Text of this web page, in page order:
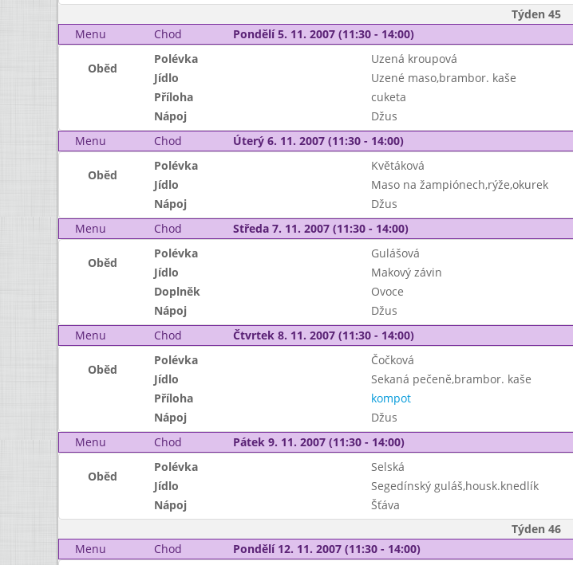
Týden 45
Menu
Chod Pondělí 5. 11. 2007 (11:30 - 14:00)
Oběd
Polévka
Uzená kroupová
Jídlo
Uzené maso,brambor. kaše
Příloha
cuketa
Nápoj
Džus
Menu
Chod Úterý 6. 11. 2007 (11:30 - 14:00)
Oběd
Polévka
Květáková
Jídlo
Maso na žampiónech,rýže,okurek
Nápoj
Džus
Menu
Chod Středa 7. 11. 2007 (11:30 - 14:00)
Oběd
Polévka
Gulášová
Jídlo
Makový závin
Doplněk
Ovoce
Nápoj
Džus
Menu
Chod Čtvrtek 8. 11. 2007 (11:30 - 14:00)
Oběd
Polévka
Čočková
Jídlo
Sekaná pečeně,brambor. kaše
Příloha
kompot
Nápoj
Džus
Menu
Chod Pátek 9. 11. 2007 (11:30 - 14:00)
Oběd
Polévka
Selská
Jídlo
Segedínský guláš,housk.knedlík
Nápoj
Šťáva
Týden 46
Menu
Chod Pondělí 12. 11. 2007 (11:30 - 14:00)